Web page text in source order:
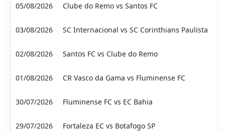
05/08/2026 Clube do Remo vs Santos FC
03/08/2026 SC Internacional vs SC Corinthians Paulista
02/08/2026 Santos FC vs Clube do Remo
01/08/2026 CR Vasco da Gama vs Fluminense FC
30/07/2026 Fluminense FC vs EC Bahia
29/07/2026 Fortaleza EC vs Botafogo SP